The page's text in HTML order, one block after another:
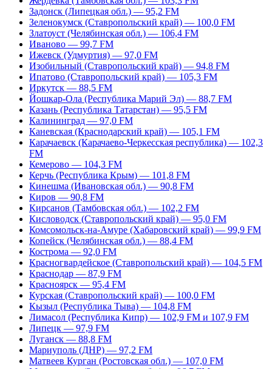
Задонск (Липецкая обл.) — 95,2 FM
Зеленокумск (Ставропольский край) — 100,0 FM
Златоуст (Челябинская обл.) — 106,4 FM
Иваново — 99,7 FM
Ижевск (Удмуртия) — 97,0 FM
Изобильный (Ставропольский край) — 94,8 FM
Ипатово (Ставропольский край) — 105,3 FM
Иркутск — 88,5 FM
Йошкар-Ола (Республика Марий Эл) — 88,7 FM
Казань (Республика Татарстан) — 95,5 FM
Калининград — 97,0 FM
Каневская (Краснодарский край) — 105,1 FM
Карачаевск (Карачаево-Черкесская республика) — 102,3
FM
Кемерово — 104,3 FM
Керчь (Республика Крым) — 101,8 FM
Кинешма (Ивановская обл.) — 90,8 FM
Киров — 90,8 FM
Кирсанов (Тамбовская обл.) — 102,2 FM
Кисловодск (Ставропольский край) — 95,0 FM
Комсомольск-на-Амуре (Хабаровский край) — 99,9 FM
Копейск (Челябинская обл.) — 88,4 FM
Кострома — 92,0 FM
Красногвардейское (Ставропольский край) — 104,5 FM
Краснодар — 87,9 FM
Красноярск — 95,4 FM
Курская (Ставропольский край) — 100,0 FM
Кызыл (Республика Тыва) — 104,8 FM
Лимасол (Республика Кипр) — 102,9 FM и 107,9 FM
Липецк — 97,9 FM
Луганск — 88,8 FM
Мариуполь (ДНР) — 97,2 FM
Матвеев Курган (Ростовская обл.) — 107,0 FM